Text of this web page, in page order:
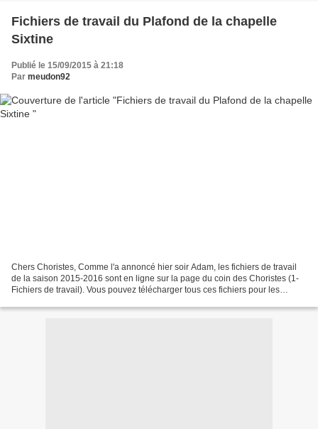
Fichiers de travail du Plafond de la chapelle
Sixtine
Publié le 15/09/2015 à 21:18
Par meudon92
Chers Choristes, Comme l'a annoncé hier soir Adam, les fichiers de travail
de la saison 2015-2016 sont en ligne sur la page du coin des Choristes (1-
Fichiers de travail). Vous pouvez télécharger tous ces fichiers pour les